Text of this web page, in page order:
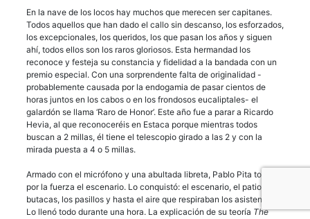
En la nave de los locos hay muchos que merecen ser capitanes.
Todos aquellos que han dado el callo sin descanso, los esforzados,
los excepcionales, los queridos, los que pasan los años y siguen
ahí, todos ellos son los raros gloriosos. Esta hermandad los
reconoce y festeja su constancia y fidelidad a la bandada con un
premio especial. Con una sorprendente falta de originalidad -
probablemente causada por la endogamia de pasar cientos de
horas juntos en los cabos o en los frondosos eucaliptales- el
galardón se llama ‘Raro de Honor’. Este año fue a parar a Ricardo
Hevia, al que reconoceréis en Estaca porque mientras todos
buscan a 2 millas, él tiene el telescopio girado a las 2 y con la
mirada puesta a 4 o 5 millas.
Armado con el micrófono y una abultada libreta, Pablo Pita tomó
por la fuerza el escenario. Lo conquistó: el escenario, el patio de
butacas, los pasillos y hasta el aire que respiraban los asistentes.
Lo llenó todo durante una hora. La explicación de su teoría The